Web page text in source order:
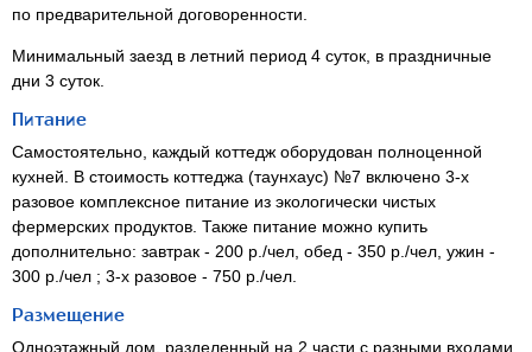
по предварительной договоренности.
Минимальный заезд в летний период 4 суток, в праздничные
дни 3 суток.
Питание
Самостоятельно, каждый коттедж оборудован полноценной
кухней. В стоимость коттеджа (таунхаус) №7 включено 3-х
разовое комплексное питание из экологически чистых
фермерских продуктов. Также питание можно купить
дополнительно: завтрак - 200 р./чел, обед - 350 р./чел, ужин -
300 р./чел ; 3-х разовое - 750 р./чел.
Размещение
Одноэтажный дом, разделенный на 2 части с разными входами